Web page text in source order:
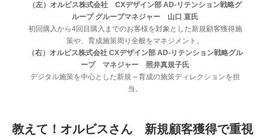
（左）オルビス株式会社 CXデザイン部 AD-リテンション戦略グ
ループ グループマネジャー 山口 直氏
初回購入から4回目購入までのお客様を対象とした新規顧客獲得施
策や、育成施策周り全般をマネジメント。
（右）オルビス株式会社 CXデザイン部 AD-リテンション戦略グル
ープ マネジャー 照井真規子氏
デジタル施策を中心とした新規～育成の施策ディレクションを担
当。
教えて！オルビスさん 新規顧客獲得で重視